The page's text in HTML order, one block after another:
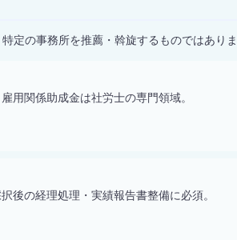
定の事務所を推薦・斡旋するものではあり
用関係助成金は社労士の専門領域。
後の経理処理・実績報告書整備に必須。